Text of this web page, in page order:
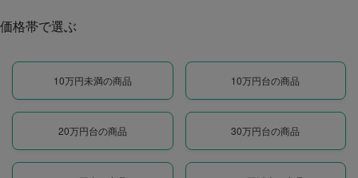
価格帯で選ぶ
10万円未満の商品 10万円台の商品
20万円台の商品 30万円台の商品